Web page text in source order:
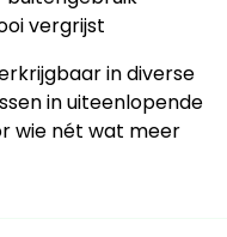
vergrijst
in diverse
in uiteenlopende
wie nét wat meer